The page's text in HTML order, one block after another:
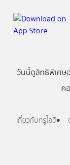
วันนี้ดูสิทธิพิเศษ
ค
เกี่ยวกับทรูไอดี